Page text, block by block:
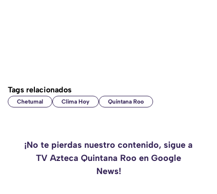
Tags relacionados
Chetumal Clima Hoy Quintana Roo
¡No te pierdas nuestro contenido, sigue a
TV Azteca Quintana Roo en Google
News!